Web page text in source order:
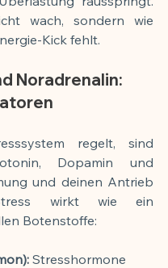
wach, sondern wie
Kick fehlt.
Noradrenalin:
regelt, sind
Dopamin und
und deinen Antrieb
wirkt wie ein
Botenstoffe:
Stresshormone